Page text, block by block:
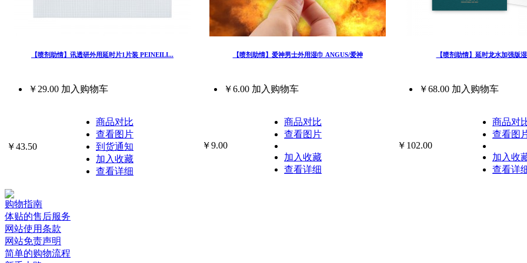
【喷剂助情】讯透研外用延时片1片装 PEINEILI...
￥29.00 加入购物车
￥43.50
商品对比
查看图片
到货通知
加入收藏
查看详细
【喷剂助情】爱神男士外用湿巾 ANGUS/爱神
￥6.00 加入购物车
￥9.00
商品对比
查看图片
加入收藏
查看详细
【喷剂助情】延时龙水加强版
￥68.00 加入购物车
￥102.00
商品对
查看图
加入收
查看详
购物指南
体贴的售后服务
网站使用条款
网站免责声明
简单的购物流程